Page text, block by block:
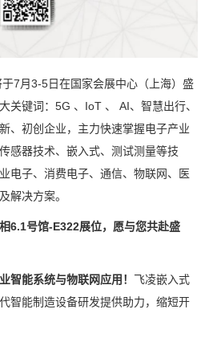
7月3-5日在国家会展中心（上海）盛
关键词：5G 、IoT 、 AI、智慧出行、
、初创企业，主力快速掌握电子产业
感器技术、 嵌入式、测试测量等技
电子、消费电子、通信、 物联网、
医
解决方案。
6.1号馆-E322展位，愿与您共赴盛
智能系统与物联网应用！ 飞凌嵌入式
智能制造设备研发提供助力，缩短开